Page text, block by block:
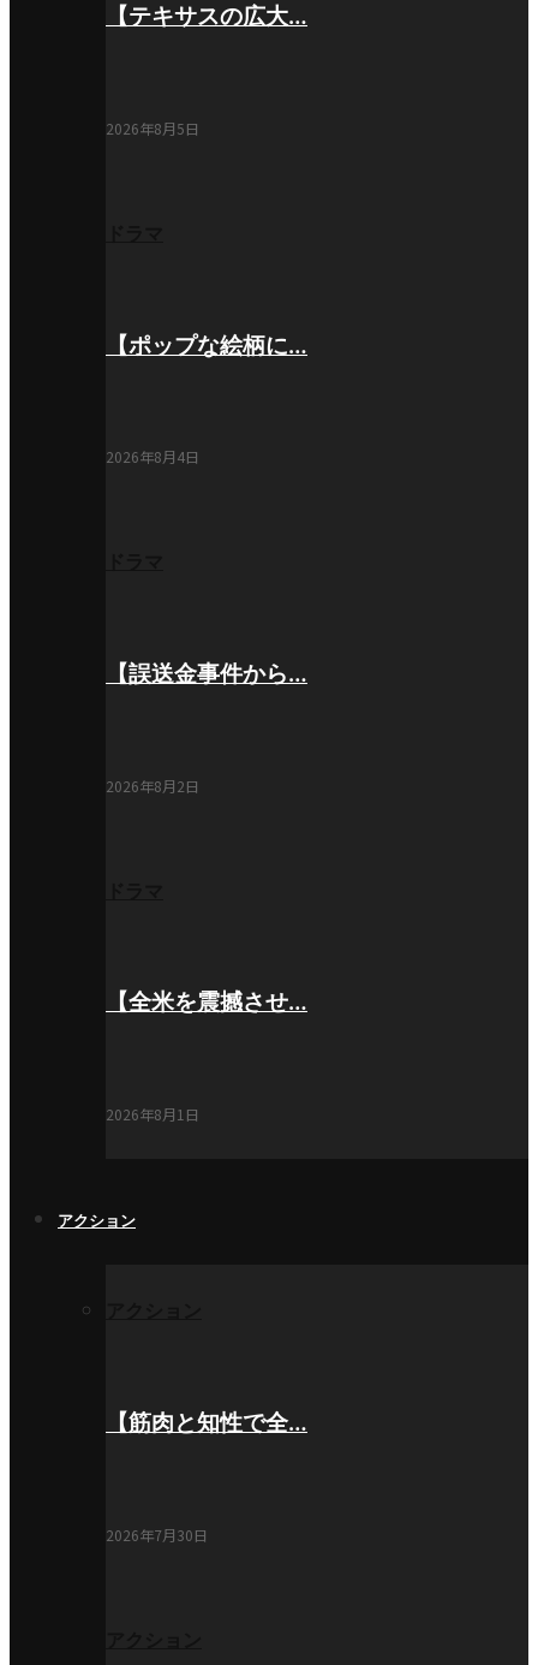
【テキサスの広大…
2026年8月5日
【ポップな絵柄に…
2026年8月4日
【誤送金事件から…
2026年8月2日
【全米を震撼させ…
2026年8月1日
アクション
【筋肉と知性で全…
2026年7月30日